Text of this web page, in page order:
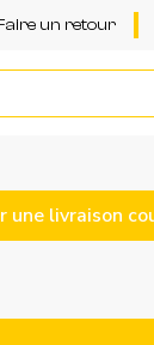
un retour
une livraison